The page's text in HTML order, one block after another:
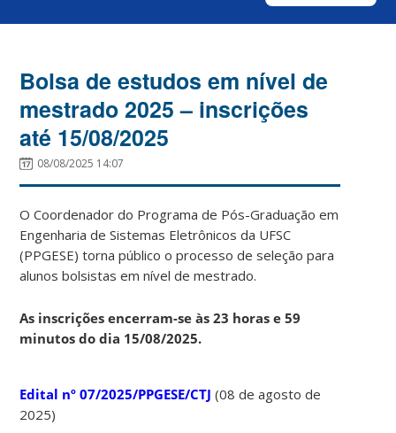
Bolsa de estudos em nível de
mestrado 2025 – inscrições
até 15/08/2025
08/08/2025 14:07
O Coordenador do Programa de Pós-Graduação em
Engenharia de Sistemas Eletrônicos da UFSC
(PPGESE) torna público o processo de seleção para
alunos bolsistas em nível de mestrado.
As inscrições encerram-se às 23 horas e 59
minutos do dia 15/08/2025.
Edital nº 07/2025/PPGESE/CTJ (08 de agosto de
2025)